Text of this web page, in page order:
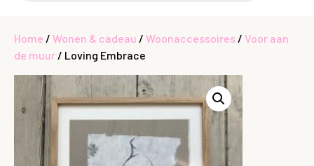
Home / Wonen & cadeau / Woonaccessoires / Voor aan
de muur / Loving Embrace